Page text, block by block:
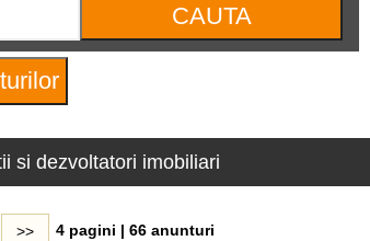
si dezvoltatori imobiliari
>> 4 pagini | 66 anunturi